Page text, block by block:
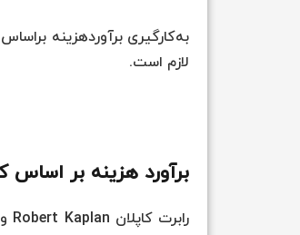
لازم است.
برآورد هزینه بر اساس